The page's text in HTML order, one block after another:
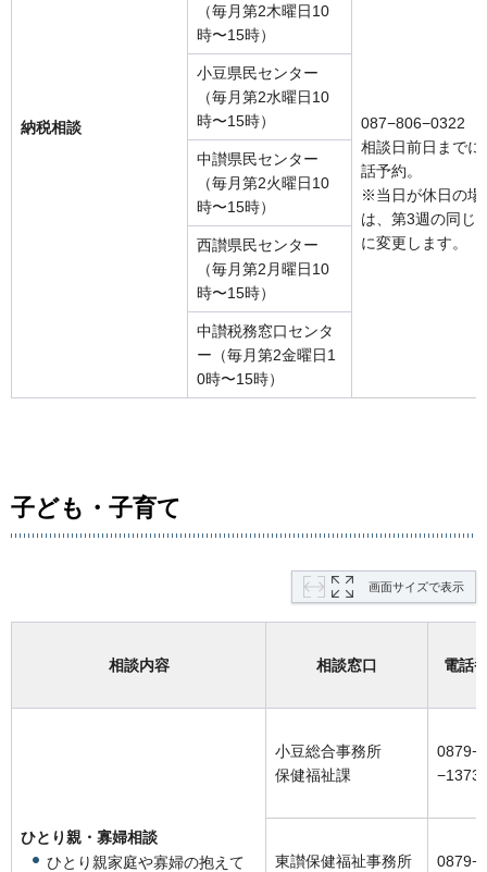
納税相談
（毎月第2木曜日10
時〜15時）
087−806−0322
相談日前日までに
話予約。
※当日が休日の場
は、第3週の同じ
に変更します。
小豆県民センター
（毎月第2水曜日10
時〜15時）
中讃県民センター
（毎月第2火曜日10
時〜15時）
西讃県民センター
（毎月第2月曜日10
時〜15時）
中讃税務窓口センタ
ー（毎月第2金曜日1
0時〜15時）
子ども・子育て
画面サイズで表示
相談内容 相談窓口 電話
ひとり親・寡婦相談
ひとり親家庭や寡婦の抱えて
小豆総合事務所
保健福祉課
−1373
東讃保健福祉事務所